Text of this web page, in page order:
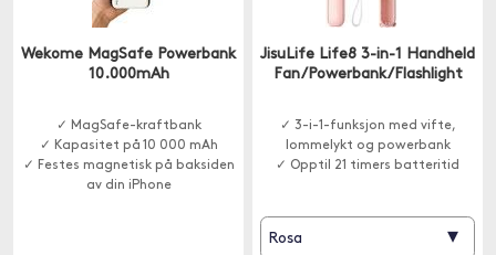
Wekome MagSafe Powerbank
10.000mAh
✓ MagSafe-kraftbank
✓ Kapasitet på 10 000 mAh
✓ Festes magnetisk på baksiden
av din iPhone
JisuLife Life8 3-in-1 Handheld
Fan/Powerbank/Flashlight
✓ 3-i-1-funksjon med vifte,
lommelykt og powerbank
✓ Opptil 21 timers batteritid
Rosa ▾